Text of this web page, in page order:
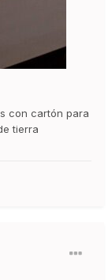
con cartón para
tierra